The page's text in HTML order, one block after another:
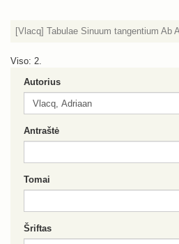
[Vlacq] Tabulae Sinuum tangentium Ab
Viso: 2.
Autorius
Antraštė
Tomai
Šriftas